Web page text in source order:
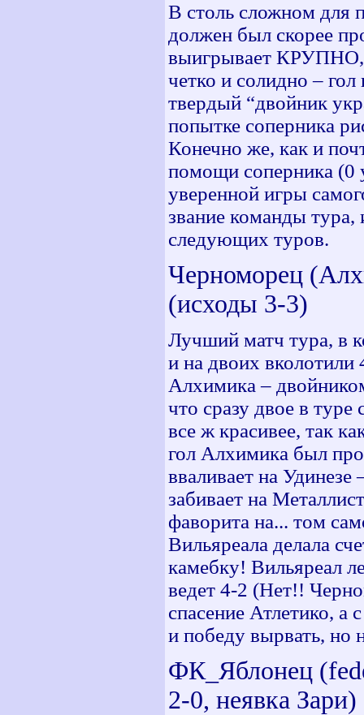
В столь сложном для
должен был скорее
выигрывает КРУПНО,
четко и солидно –
твердый “двойник
попытке соперника
Конечно же, как и
помощи соперника (0
уверенной игры
звание команды тура,
следующих туров.
Черноморец
(исходы 3-3)
Лучший матч тура, в
и на двоих вколотили
Алхимика –
что сразу двое в
все ж красивее, так
гол Алхимика был
вваливает на
забивает на
фаворита на... том
Вильяреала делала
камебку! Вильяреал
ведет 4-2 (Нет!!
спасение Атлетико,
и победу вырвать, но
ФК_Яблонец
2-0, неявка Зари)